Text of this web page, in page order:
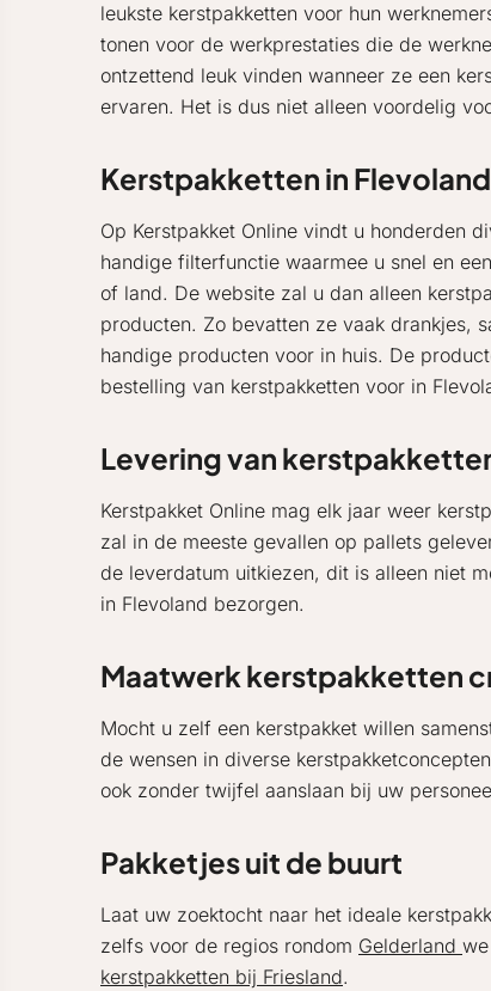
leukste kerstpakketten voor hun
tonen voor de werkprestaties die de
ontzettend leuk vinden wanneer ze een
ervaren. Het is dus niet alleen voordelig
Kerstpakketten in
Op Kerstpakket Online vindt u honderden
handige filterfunctie waarmee u snel en
of land. De website zal u dan alleen
producten. Zo bevatten ze vaak drankjes,
handige producten voor in huis. De
bestelling van kerstpakketten voor in
Levering van
Kerstpakket Online mag elk jaar weer
zal in de meeste gevallen op pallets
de leverdatum uitkiezen, dit is alleen niet
in Flevoland bezorgen.
Maatwerk kerstpakketten
Mocht u zelf een kerstpakket willen
de wensen in diverse
ook zonder twijfel aanslaan bij uw
Pakketjes uit de buurt
Laat uw zoektocht naar het ideale
zelfs voor de regios rondom Gelderland
kerstpakketten bij Friesland.